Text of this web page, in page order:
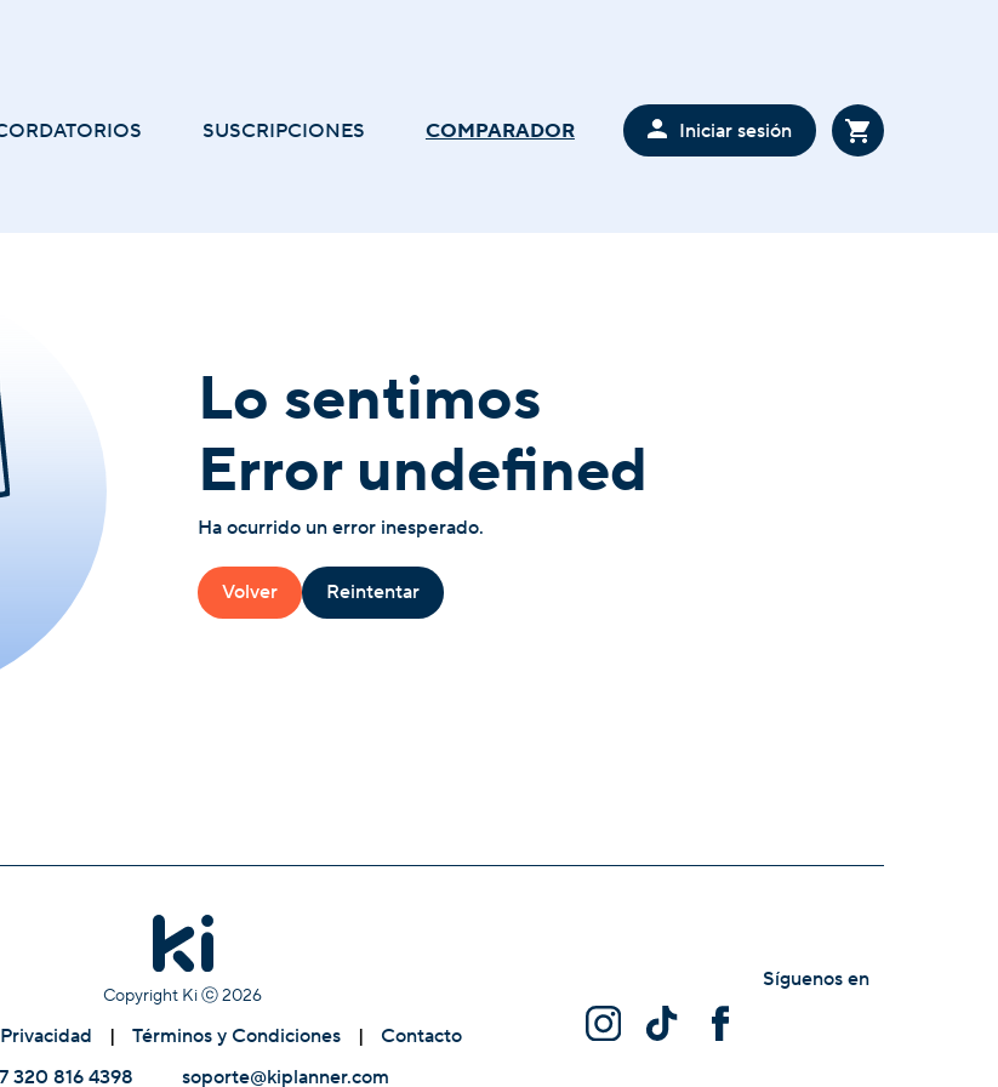
SUSCRIPCIONES COMPARADOR Iniciar sesión
Lo sentimos
Error undefined
Ha ocurrido un error inesperado.
Volver Reintentar
Copyright Ki ⓒ2026
| Términos y Condiciones |
Contacto
320 816 4398
soporte@kiplanner.com
Síguenos en